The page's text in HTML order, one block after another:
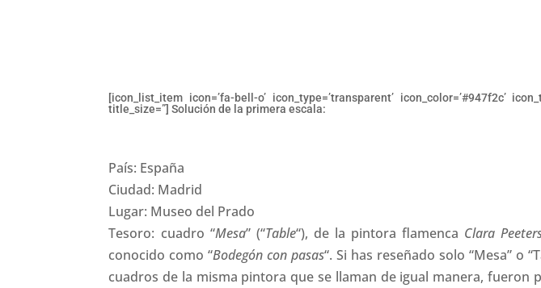
[icon_list_item icon=’fa-bell-o’ icon_type=’transparent’ icon_color=’#947f2c’
title_size=”] Solución de la primera escala:
País: España
Ciudad: Madrid
Lugar: Museo del Prado
Tesoro: cuadro “Mesa” (“Table“), de la pintora flamenca Clara
conocido como “Bodegón con pasas“. Si has reseñado solo “Mesa” o
cuadros de la misma pintora que se llaman de igual manera,